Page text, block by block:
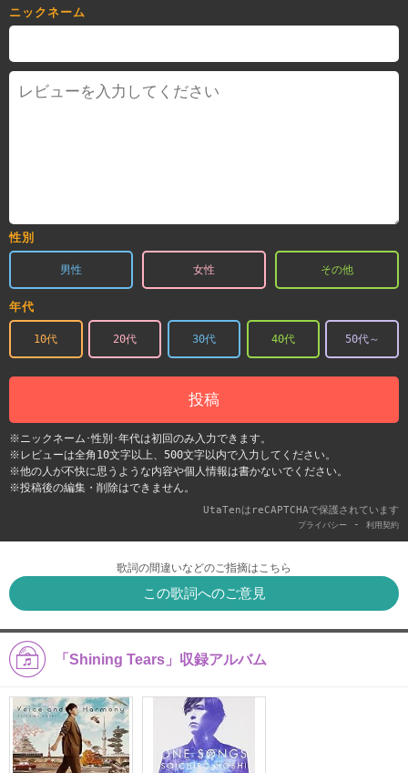
ニックネーム
性別
男性 女性 その他
年代
10代 20代 30代 40代 50代～
投稿
※ニックネーム･性別･年代は初回のみ入力できます。
※レビューは全角10文字以上、500文字以内で入力してください。
※他の人が不快に思うような内容や個人情報は書かないでください。
※投稿後の編集・削除はできません。
UtaTenはreCAPTCHAで保護されています
プライバシー - 利用契約
歌詞の間違いなどのご指摘はこちら
この歌詞へのご意見
「Shining Tears」収録アルバム